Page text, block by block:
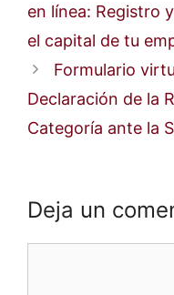
en línea: Registro
el capital de tu
Formulario
Declaración de la
Categoría ante la
Deja un